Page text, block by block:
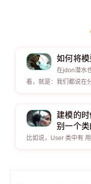
如何将
在jdon潜水
着，就是：我们都说在
建模的
别一个
比如说，User 类中有